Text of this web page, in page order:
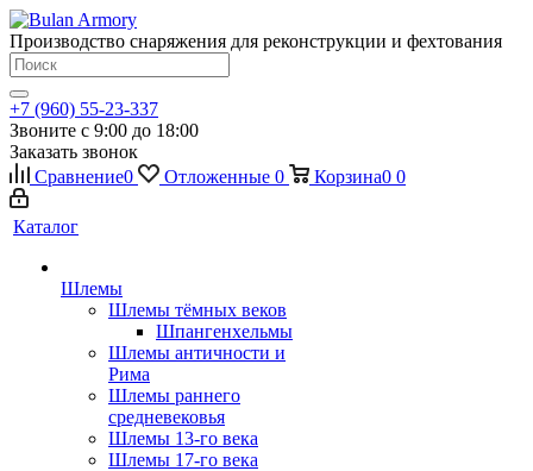
Производство снаряжения для реконструкции и фехтования
+7 (960) 55-23-337
Звоните с 9:00 до 18:00
Заказать звонок
Сравнение0 Отложенные 0 Корзина0 0
Каталог
Шлемы
Шлемы тёмных веков
Шпангенхельмы
Шлемы античности и
Рима
Шлемы раннего
средневековья
Шлемы 13-го века
Шлемы 17-го века